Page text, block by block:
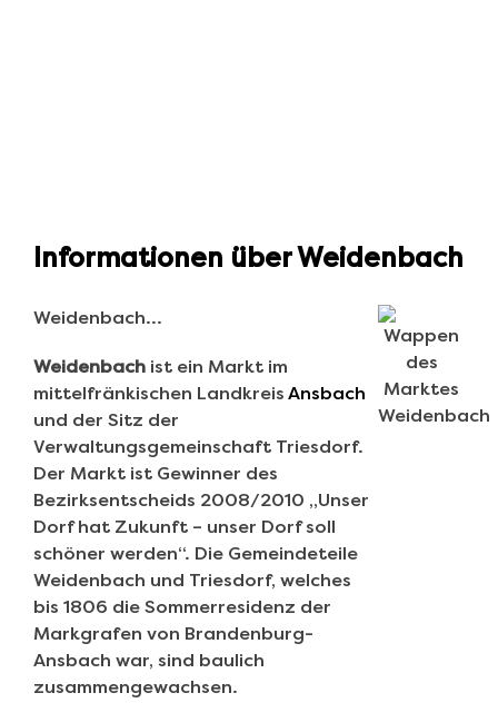
Informationen über Weidenbach
Weidenbach…
Weidenbach ist ein Markt im
mittelfränkischen Landkreis Ansbach
und der Sitz der
Verwaltungsgemeinschaft Triesdorf.
Der Markt ist Gewinner des
Bezirksentscheids 2008/2010 „Unser
Dorf hat Zukunft – unser Dorf soll
schöner werden“. Die Gemeindeteile
Weidenbach und Triesdorf, welches
bis 1806 die Sommerresidenz der
Markgrafen von Brandenburg-
Ansbach war, sind baulich
zusammengewachsen.